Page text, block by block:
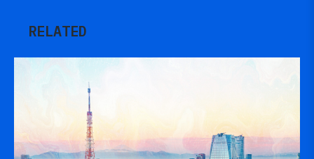
RELATED